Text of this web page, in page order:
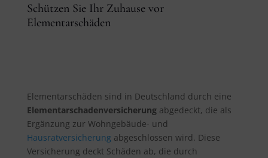
Schützen Sie Ihr Zuhause vor
Elementarschäden
Elementarschäden sind in Deutschland durch eine
Elementarschadenversicherungabgedeckt, die als
Ergänzung zur Wohngebäude- und
Hausratversicherung abgeschlossen wird. Diese
Versicherung deckt Schäden ab, die durch